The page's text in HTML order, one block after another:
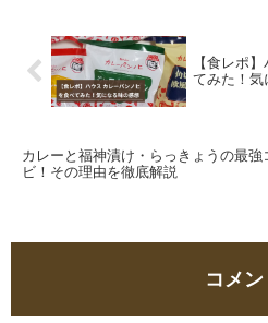
【食レポ
てみた！気
カレーと福神漬け・らっきょうの最強
ビ！その理由を徹底解説
コメン